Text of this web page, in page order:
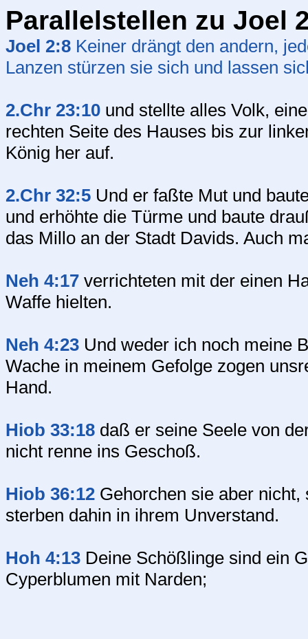
Parallelstellen zu Joel
Joel 2:8 Keiner drängt den andern,
Lanzen stürzen sie sich und lassen
2.Chr 23:10 und stellte alles Volk,
rechten Seite des Hauses bis zur
König her auf.
2.Chr 32:5 Und er faßte Mut und
und erhöhte die Türme und baute
das Millo an der Stadt Davids. Auch
Neh 4:17 verrichteten mit der einen
Waffe hielten.
Neh 4:23 Und weder ich noch meine
Wache in meinem Gefolge zogen
Hand.
Hiob 33:18 daß er seine Seele von
nicht renne ins Geschoß.
Hiob 36:12 Gehorchen sie aber
sterben dahin in ihrem Unverstand.
Hoh 4:13 Deine Schößlinge sind ein
Cyperblumen mit Narden;